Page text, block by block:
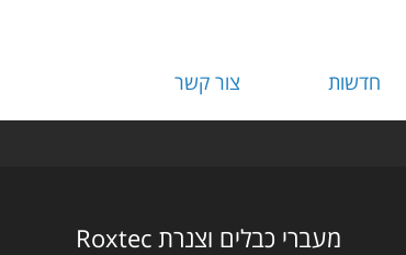
חדשות צור קשר
מעברי כבלים וצנרת Roxtec